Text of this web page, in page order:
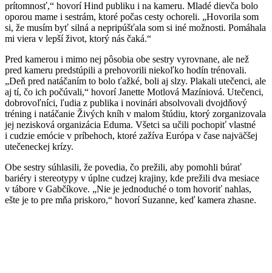
prítomnosť,“ hovorí Hind publiku i na kameru. Mladé dievča bolo
oporou mame i sestrám, ktoré počas cesty ochoreli. „Hovorila som
si, že musím byť silná a nepripúšťala som si iné možnosti. Pomáhala
mi viera v lepší život, ktorý nás čaká.“
Pred kamerou i mimo nej pôsobia obe sestry vyrovnane, ale než
pred kameru predstúpili a prehovorili niekoľko hodín trénovali.
„Deň pred natáčaním to bolo ťažké, boli aj slzy. Plakali utečenci, ale
aj tí, čo ich počúvali,“ hovorí Janette Motlová Mazíniová. Utečenci,
dobrovoľníci, ľudia z publika i novinári absolvovali dvojdňový
tréning i natáčanie Živých kníh v malom štúdiu, ktorý zorganizovala
jej nezisková organizácia Eduma. Všetci sa učili pochopiť vlastné
i cudzie emócie v príbehoch, ktoré zažíva Európa v čase najväčšej
utečeneckej krízy.
Obe sestry súhlasili, že povedia, čo prežili, aby pomohli búrať
bariéry i stereotypy v úplne cudzej krajiny, kde prežili dva mesiace
v tábore v Gabčíkove. „Nie je jednoduché o tom hovoriť nahlas,
ešte je to pre mňa priskoro,“ hovorí Suzanne, keď kamera zhasne.